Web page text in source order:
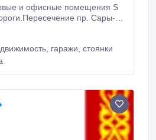
и офисные помещения S
пр. Сары-
гаражи, стоянки